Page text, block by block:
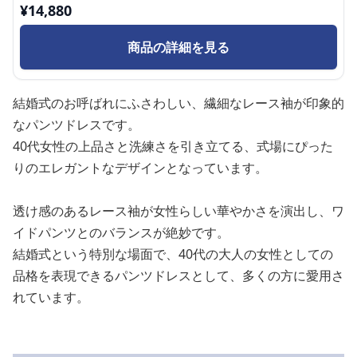
¥14,880
商品の詳細を見る
結婚式のお呼ばれにふさわしい、繊細なレース袖が印象的
なパンツドレスです。
40代女性の上品さと洗練さを引き立てる、式場にぴった
りのエレガントなデザインとなっています。
透け感のあるレース袖が女性らしい華やかさを演出し、ワ
イドパンツとのバランスが絶妙です。
結婚式という特別な場面で、40代の大人の女性としての
品格を表現できるパンツドレスとして、多くの方に愛用さ
れています。